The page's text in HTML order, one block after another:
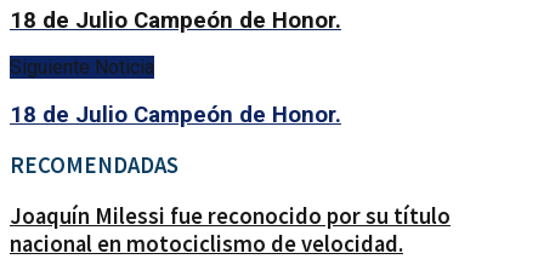
18 de Julio Campeón de Honor.
Siguiente Noticia
18 de Julio Campeón de Honor.
RECOMENDADAS
Joaquín Milessi fue reconocido por su título
nacional en motociclismo de velocidad.